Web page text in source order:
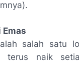
salah satu
terus naik